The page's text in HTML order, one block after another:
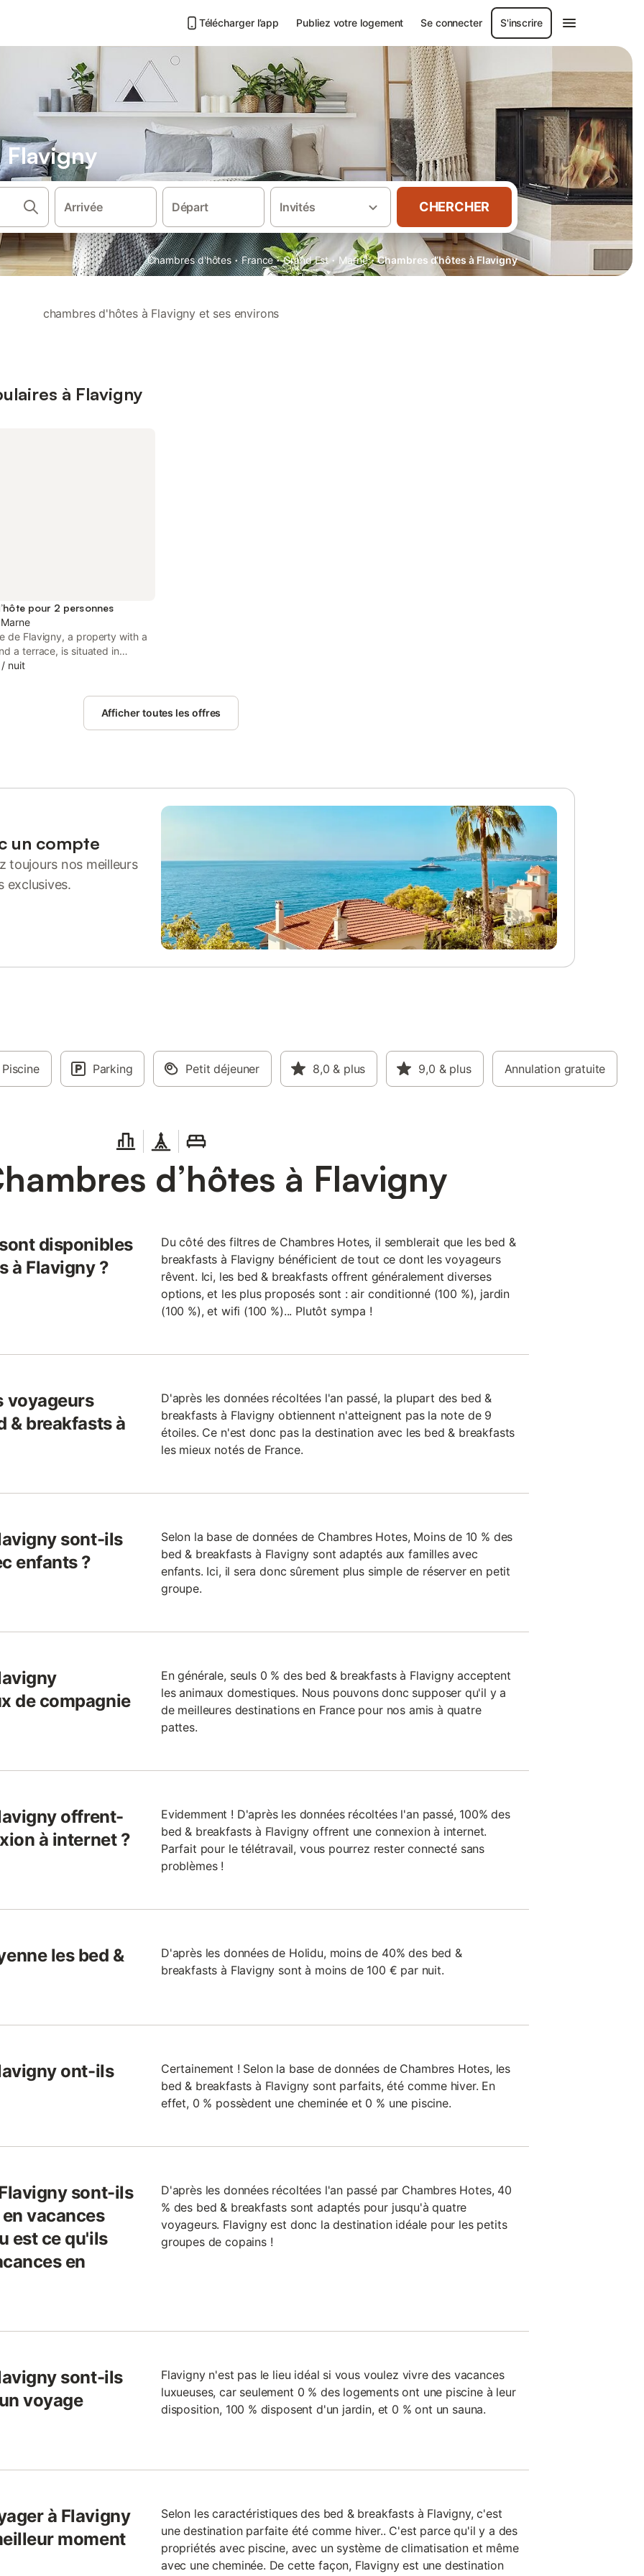
Télécharger l’app Publiez votre logement Se connecter S'inscrire
Arrivée Départ Invités CHERCHER
Chambres d'hôtes · France · Grand Est · Marne · Chambres d’hôtes à Flavigny
chambres d'hôtes à Flavigny et ses environs
à Flavigny
pour 2 personnes
de Flavigny, a property with a
a terrace, is situated in
km from Epernay Train
39 km from Villa Demoiselle.
/ nuit
Afficher toutes les offres
un compte
toujours nos meilleurs
exclusives.
Piscine Parking Petit déjeuner 8,0 & plus 9,0 & plus Annulation gratuite
d’hôtes à Flavigny
disponibles
à Flavigny ?
Du côté des filtres de Chambres Hotes, il semblerait que les bed &
breakfasts à Flavigny bénéficient de tout ce dont les voyageurs
rêvent. Ici, les bed & breakfasts offrent généralement diverses
options, et les plus proposés sont : air conditionné (100 %), jardin
(100 %), et wifi (100 %)... Plutôt sympa !
voyageurs
& breakfasts à
D'après les données récoltées l'an passé, la plupart des bed &
breakfasts à Flavigny obtiennent n'atteignent pas la note de 9
étoiles. Ce n'est donc pas la destination avec les bed & breakfasts
les mieux notés de France.
sont-ils
enfants ?
Selon la base de données de Chambres Hotes, Moins de 10 % des
bed & breakfasts à Flavigny sont adaptés aux familles avec
enfants. Ici, il sera donc sûrement plus simple de réserver en petit
groupe.
de compagnie
En générale, seuls 0 % des bed & breakfasts à Flavigny acceptent
les animaux domestiques. Nous pouvons donc supposer qu'il y a
de meilleures destinations en France pour nos amis à quatre
pattes.
offrent-
à internet ?
Evidemment ! D'après les données récoltées l'an passé, 100% des
bed & breakfasts à Flavigny offrent une connexion à internet.
Parfait pour le télétravail, vous pourrez rester connecté sans
problèmes !
les bed &
D'après les données de Holidu, moins de 40% des bed &
breakfasts à Flavigny sont à moins de 100 € par nuit.
ont-ils
Certainement ! Selon la base de données de Chambres Hotes, les
bed & breakfasts à Flavigny sont parfaits, été comme hiver. En
effet, 0 % possèdent une cheminée et 0 % une piscine.
sont-ils
vacances
est ce qu'ils
en
D'après les données récoltées l'an passé par Chambres Hotes, 40
% des bed & breakfasts sont adaptés pour jusqu'à quatre
voyageurs. Flavigny est donc la destination idéale pour les petits
groupes de copains !
sont-ils
voyage
Flavigny n'est pas le lieu idéal si vous voulez vivre des vacances
luxueuses, car seulement 0 % des logements ont une piscine à leur
disposition, 100 % disposent d'un jardin, et 0 % ont un sauna.
à Flavigny
moment
Selon les caractéristiques des bed & breakfasts à Flavigny, c'est
une destination parfaite été comme hiver.. C'est parce qu'il y a des
propriétés avec piscine, avec un système de climatisation et même
avec une cheminée. De cette façon, Flavigny est une destination